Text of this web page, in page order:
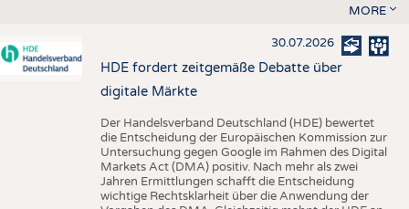
MORE
30.07.2026
HDE fordert zeitgemäße Debatte über
digitale Märkte
Der Handelsverband Deutschland (HDE) bewertet
die Entscheidung der Europäischen Kommission zur
Untersuchung gegen Google im Rahmen des Digital
Markets Act (DMA) positiv. Nach mehr als zwei
Jahren Ermittlungen schafft die Entscheidung
wichtige Rechtsklarheit über die Anwendung der